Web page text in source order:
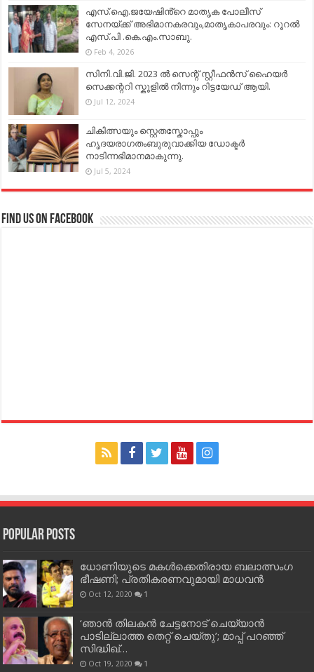
എസ്.ഐ.ജയേഷിൻ്റെ മാതൃക പോലീസ്
സേനയ്ക്ക് അഭിമാനകരവും,മാതൃകാപരവും: റൂറൽ
എസ്.പി .കെ.എം.സാബു.
Feb 4, 2026
സിനി.വി.ജി. 2023 ൽ സെന്റ് സ്റ്റീഫൻസ് ഹൈയർ
സെക്കന്ററി സ്കൂളിൽ നിന്നും റിട്ടയേഡ് ആയി.
Jul 12, 2024
ചികിത്സയും സ്റ്റെതസ്കോപ്പും
ഹൃദയരാഗതംബുരുവാക്കിയ ഡോക്ടർ
നാടിന്നഭിമാനമാകുന്നു.
Jul 5, 2024
Find us on Facebook
Popular Posts
ധോണിയുടെ മകള്‍ക്കെതിരായ ബലാത്സംഗ
ഭീഷണി; പ്രതികരണവുമായി മാധവന്‍
Oct 12, 2020 1
‘ഞാന്‍ തിലകന്‍ ചേട്ടനോട് ചെയ്യാന്‍
പാടില്ലാത്ത തെറ്റ് ചെയ്തു’; മാപ്പ് പറഞ്ഞ്
സിദ്ധിഖ്…
Oct 19, 2020 1